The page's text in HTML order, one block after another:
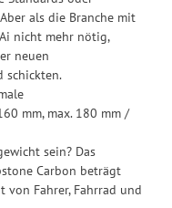
als die Branche mit
nicht mehr nötig,
neuen
schickten.
mm, max. 180 mm /
sein? Das
Carbon beträgt
von Fahrer, Fahrrad und